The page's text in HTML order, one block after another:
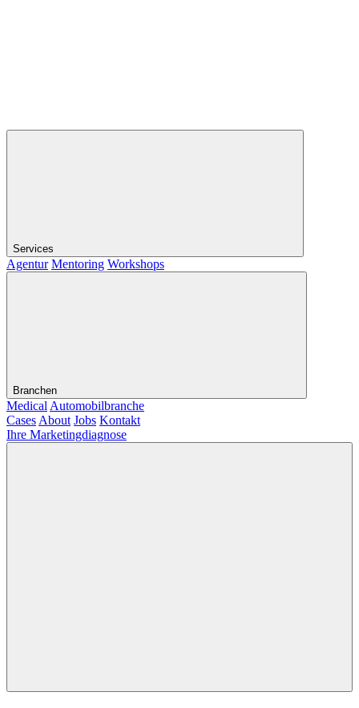
Services
Agentur Mentoring Workshops
Branchen
Medical Automobilbranche
Cases About Jobs Kontakt
Ihre Marketingdiagnose